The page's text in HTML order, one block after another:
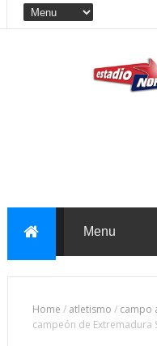
Home / atletismo / campo
campeón de Extremadura